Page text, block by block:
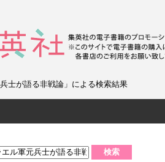
兵士が語る非戦論」による検索結果